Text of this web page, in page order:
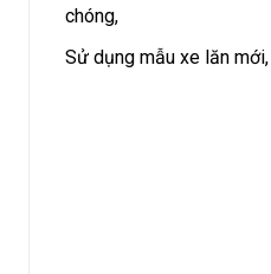
chóng,
Sử dụng mẫu xe lăn